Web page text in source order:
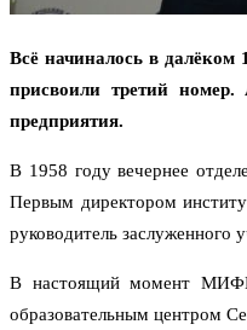
Всё начиналось в
присвоили третий
предприятия.
В 1958 году вечернее
Первым директором
руководитель заслуженного
В настоящий момент МИФИ
образовательным центром